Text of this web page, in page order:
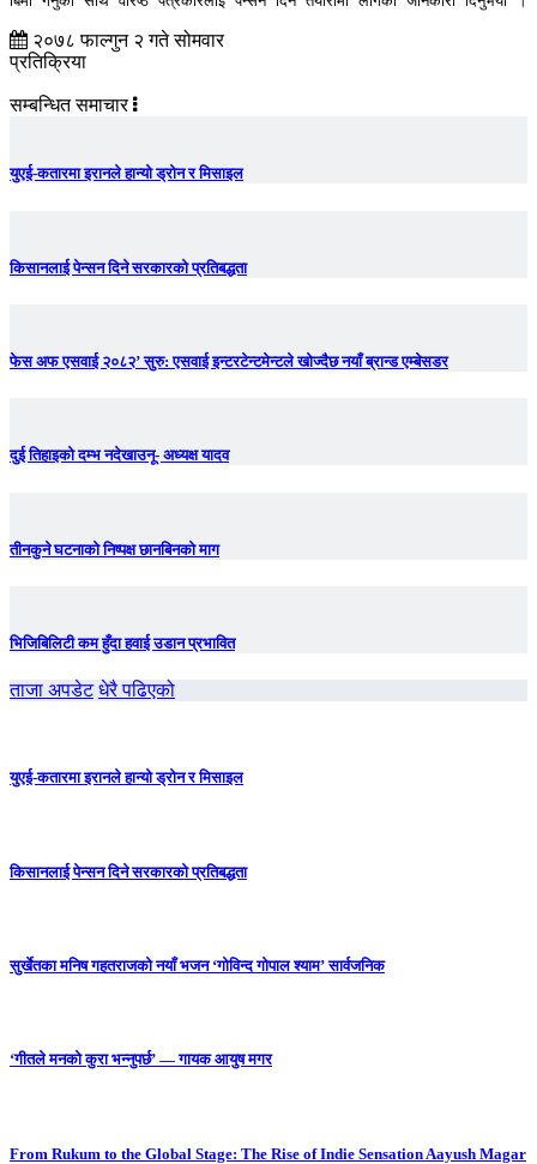
२०७८ फाल्गुन २ गते सोमवार
प्रतिक्रिया
सम्बन्धित समाचार
युएई-कतारमा इरानले हान्यो ड्रोन र मिसाइल
किसानलाई पेन्सन दिने सरकारको प्रतिबद्धता
फेस अफ एसवाई २०८२’ सुरु: एसवाई इन्टरटेन्टमेन्टले खोज्दैछ नयाँ ब्रान्ड एम्बेसडर
दुई तिहाइको दम्भ नदेखाउनू- अध्यक्ष यादव
तीनकुने घटनाकाे निष्पक्ष छानबिनकाे माग
भिजिबिलिटी कम हुँदा हवाई उडान प्रभावित
ताजा अपडेट धेरै पढिएको
युएई-कतारमा इरानले हान्यो ड्रोन र मिसाइल
किसानलाई पेन्सन दिने सरकारको प्रतिबद्धता
सुर्खेतका मनिष गहतराजको नयाँ भजन ‘गोविन्द गोपाल श्याम’ सार्वजनिक
‘गीतले मनको कुरा भन्नुपर्छ’ — गायक आयुष मगर
From Rukum to the Global Stage: The Rise of Indie Sensation Aayush Magar